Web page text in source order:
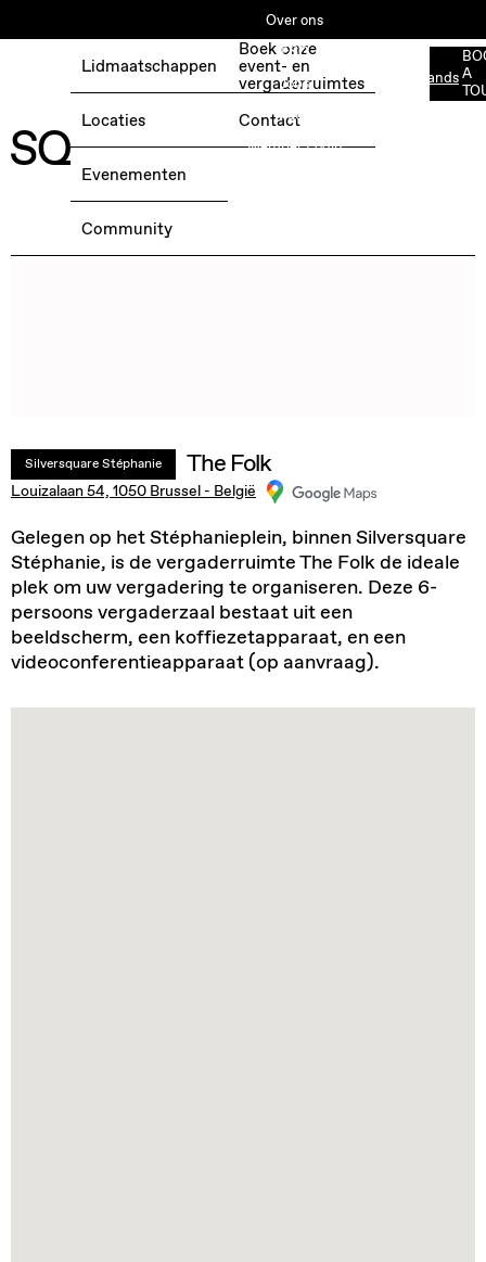
BOEK EEN GRATIS TESTDAG →
Over ons
ESG
Jobs
Media
Member Login
Nederlands
Lidmaatschappen
Locaties
Evenementen
Community
Boek onze
event- en
vergaderruimtes
Contact
A
Silversquare Stéphanie The Folk
Louizalaan 54, 1050 Brussel - België
Gelegen op het Stéphanieplein, binnen Silversquare
Stéphanie, is de vergaderruimte The Folk de ideale
plek om uw vergadering te organiseren. Deze 6-
persoons vergaderzaal bestaat uit een
beeldscherm, een koffiezetapparaat, en een
videoconferentieapparaat (op aanvraag).